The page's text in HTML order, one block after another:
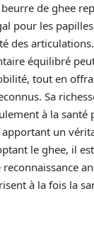
de ghee
pour les
des
équilibré
tout en
Sa
à la santé
apportant un
le ghee, il
reconnaissance
à la fois la